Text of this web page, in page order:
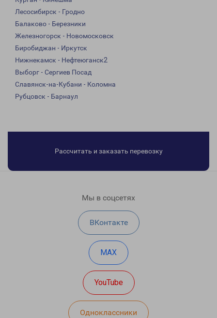
Лесосибирск - Гродно
Балаково - Березники
Железногорск - Новомосковск
Биробиджан - Иркутск
Нижнекамск - Нефтеюганск2
Выборг - Сергиев Посад
Славянск-на-Кубани - Коломна
Рубцовск - Барнаул
Рассчитать и заказать перевозку
Мы в соцсетях
ВКонтакте
MAX
YouTube
Одноклассники